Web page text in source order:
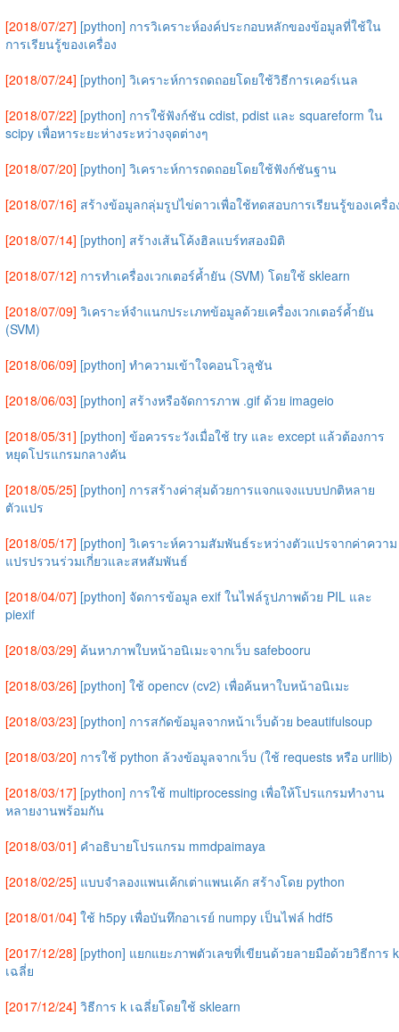
[2018/07/27] [python] การวิเคราะห์องค์ประกอบหลักของข้อมูลที่ใช้ใน
การเรียนรู้ของเครื่อง
[2018/07/24] [python] วิเคราะห์การถดถอยโดยใช้วิธีการเคอร์เนล
[2018/07/22] [python] การใช้ฟังก์ชัน cdist, pdist และ squareform ใน
scipy เพื่อหาระยะห่างระหว่างจุดต่างๆ
[2018/07/20] [python] วิเคราะห์การถดถอยโดยใช้ฟังก์ชันฐาน
[2018/07/16] สร้างข้อมูลกลุ่มรูปไข่ดาวเพื่อใช้ทดสอบการเรียนรู้ของเครื่อ
[2018/07/14] [python] สร้างเส้นโค้งฮิลแบร์ทสองมิติ
[2018/07/12] การทำเครื่องเวกเตอร์ค้ำยัน (SVM) โดยใช้ sklearn
[2018/07/09] วิเคราะห์จำแนกประเภทข้อมูลด้วยเครื่องเวกเตอร์ค้ำยัน
(SVM)
[2018/06/09] [python] ทำความเข้าใจคอนโวลูชัน
[2018/06/03] [python] สร้างหรือจัดการภาพ .gif ด้วย imageio
[2018/05/31] [python] ข้อควรระวังเมื่อใช้ try และ except แล้วต้องการ
หยุดโปรแกรมกลางคัน
[2018/05/25] [python] การสร้างค่าสุ่มด้วยการแจกแจงแบบปกติหลาย
ตัวแปร
[2018/05/17] [python] วิเคราะห์ความสัมพันธ์ระหว่างตัวแปรจากค่าความ
แปรปรวนร่วมเกี่ยวและสหสัมพันธ์
[2018/04/07] [python] จัดการข้อมูล exif ในไฟล์รูปภาพด้วย PIL และ
piexif
[2018/03/29] ค้นหาภาพใบหน้าอนิเมะจากเว็บ safebooru
[2018/03/26] [python] ใช้ opencv (cv2) เพื่อค้นหาใบหน้าอนิเมะ
[2018/03/23] [python] การสกัดข้อมูลจากหน้าเว็บด้วย beautifulsoup
[2018/03/20] การใช้ python ล้วงข้อมูลจากเว็บ (ใช้ requests หรือ urllib)
[2018/03/17] [python] การใช้ multiprocessing เพื่อให้โปรแกรมทำงาน
หลายงานพร้อมกัน
[2018/03/01] คำอธิบายโปรแกรม mmdpaimaya
[2018/02/25] แบบจำลองแพนเค้กเต่าแพนเค้ก สร้างโดย python
[2018/01/04] ใช้ h5py เพื่อบันทึกอาเรย์ numpy เป็นไฟล์ hdf5
[2017/12/28] [python] แยกแยะภาพตัวเลขที่เขียนด้วยลายมือด้วยวิธีการ k
เฉลี่ย
[2017/12/24] วิธีการ k เฉลี่ยโดยใช้ sklearn